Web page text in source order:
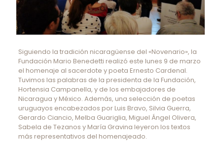
Siguiendo la tradición nicaragüense del «Novenario», la
Fundación Mario Benedetti realizó este lunes 9 de marzo
el homenaje al sacerdote y poeta Ernesto Cardenal.
Tuvimos las palabras de la presidenta de la Fundación,
Hortensia Campanella, y de los embajadores de
Nicaragua y México. Además, una selección de poetas
uruguayos encabezados por Luis Bravo, Silvia Guerra,
Gerardo Ciancio, Melba Guariglia, Miguel Ángel Olivera,
Sabela de Tezanos y María Gravina leyeron los textos
más representativos del homenajeado.